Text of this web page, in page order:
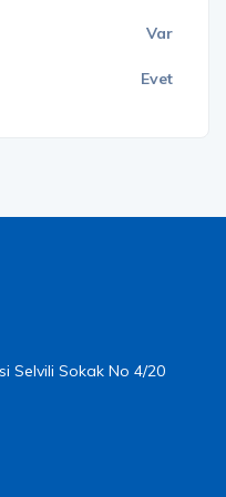
Var
Evet
Selvili Sokak No 4/20